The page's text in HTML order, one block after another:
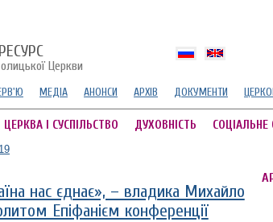
Церкви
МЕДІА АНОНСИ АРХІВ ДОКУМЕНТИ
ЦЕРКВА І СУСПІЛЬСТВО ДУХОВНІСТЬ СОЦІАЛЬНЕ
нас єднає», – владика Михайло
Епіфанієм конференції